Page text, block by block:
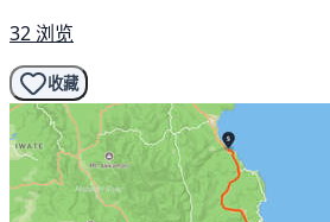
32 浏览
收藏